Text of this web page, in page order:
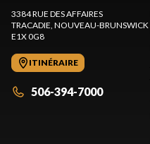
3384 RUE DES AFFAIRES
TRACADIE, NOUVEAU-BRUNSWICK
E1X 0G8
ITINÉRAIRE
506-394-7000